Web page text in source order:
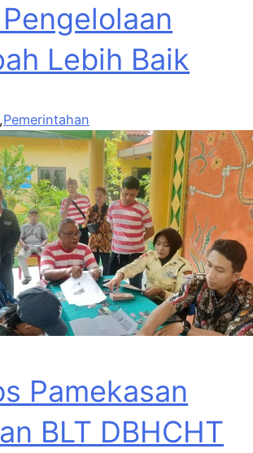
Lebih Baik
,Pemerintahan
Pamekasan
BLT DBHCHT